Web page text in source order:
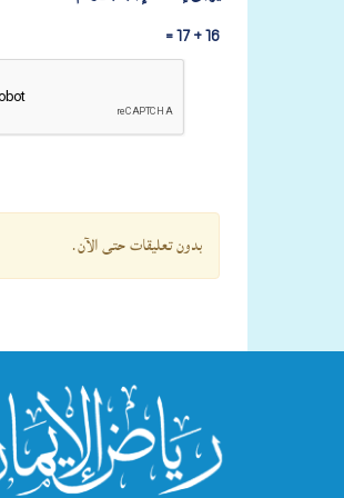
16 + 17 =
بدون تعليقات حتى الآن.